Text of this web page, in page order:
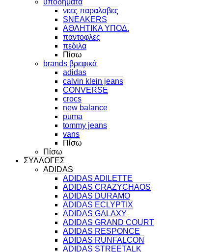
νεες παραλαβες
SNEAKERS
ΑΘΛΗΤΙΚΑ ΥΠΟΔ.
παντοφλες
πεδιλα
Πίσω
brands βρεφικά
adidas
calvin klein jeans
CONVERSE
crocs
new balance
puma
tommy jeans
vans
Πίσω
Πίσω
ΣΥΛΛΟΓΕΣ
ADIDAS
ADIDAS ADILETTE
ADIDAS CRAZYCHAOS
ADIDAS DURAMO
ADIDAS ECLYPTIX
ADIDAS GALAXY
ADIDAS GRAND COURT
ADIDAS RESPONCE
ADIDAS RUNFALCON
ADIDAS STREETALK